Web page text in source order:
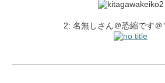
2: 名無しさん＠恐縮です＠